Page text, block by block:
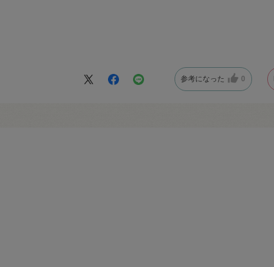
参考になった 0